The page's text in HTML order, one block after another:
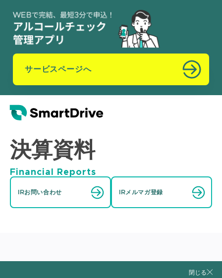
サービスページへ
決算資料
Financial Reports
IRお問い合わせ IRメルマガ登録
閉じる